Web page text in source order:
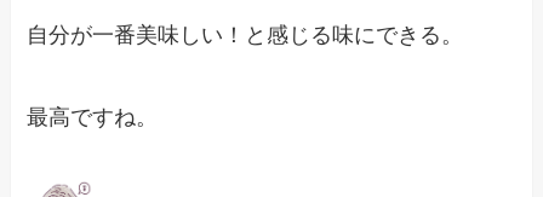
自分が一番美味しい！と感じる味にできる。
最高ですね。